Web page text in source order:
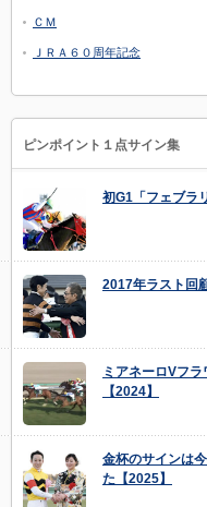
ＣＭ
ＪＲＡ６０周年記念
ピンポイント１点サイン集
初G1「フェブラ
2017年ラスト回
ミアネーロVフ
【2024】
金杯のサインは
た【2025】